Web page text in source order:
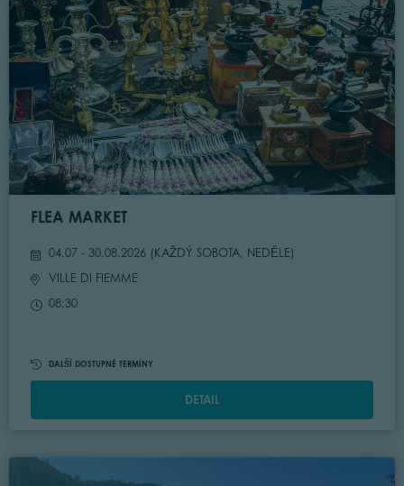
FLEA MARKET
04.07 - 30.08.2026 ( KAŽDÝ SOBOTA, NEDĚLE)
VILLE DI FIEMME
08:30
DALŠÍ DOSTUPNÉ TERMÍNY
DETAIL